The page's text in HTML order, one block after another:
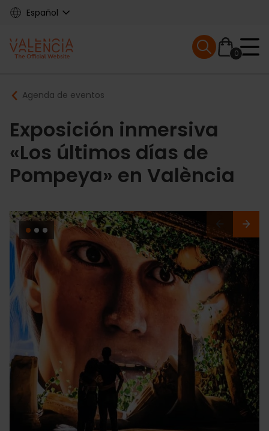
Skip
content
Español
Main
navigation
0
Mobile menu
Breadcrumb
Agenda de eventos
Exposición inmersiva
«Los últimos días de
Pompeya» en València